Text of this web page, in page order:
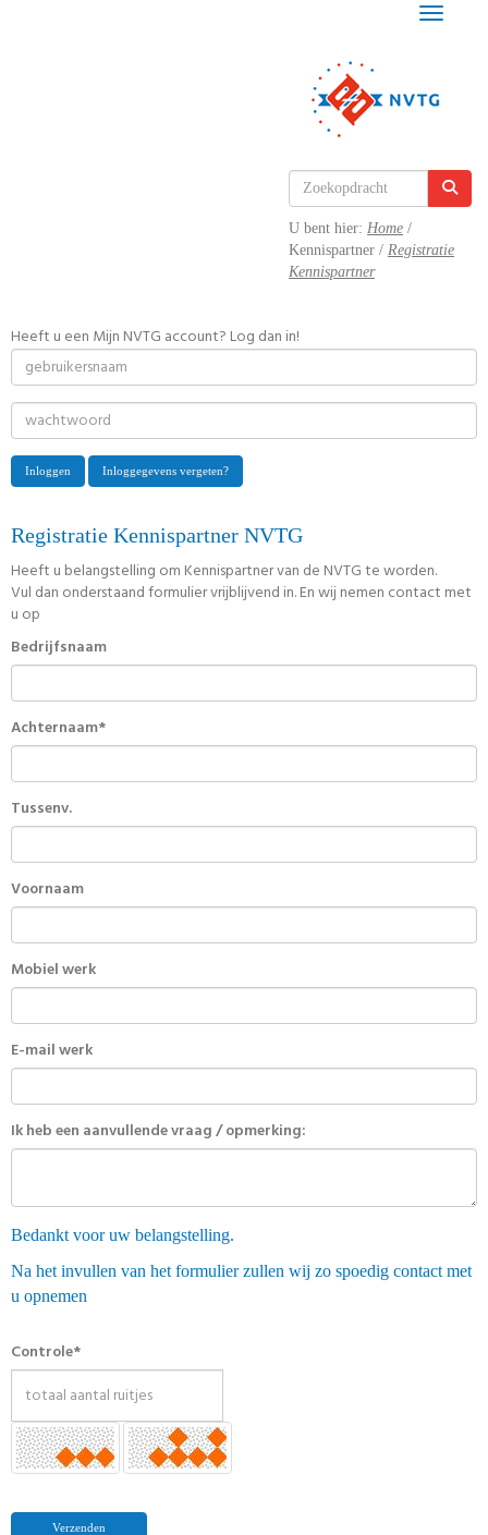
Toggle
U bent hier: Home /
Kennispartner / Registratie
Kennispartner
Heeft u een Mijn NVTG account? Log dan in!
Inloggen Inloggegevens vergeten?
Registratie Kennispartner NVTG
Heeft u belangstelling om Kennispartner van de NVTG te worden.
Vul dan onderstaand formulier vrijblijvend in. En wij nemen contact met
u op
Bedrijfsnaam
Achternaam*
Tussenv.
Voornaam
Mobiel werk
E-mail werk
Ik heb een aanvullende vraag / opmerking:
Bedankt voor uw belangstelling.
Na het invullen van het formulier zullen wij zo spoedig contact met
u opnemen
Controle*
Verzenden